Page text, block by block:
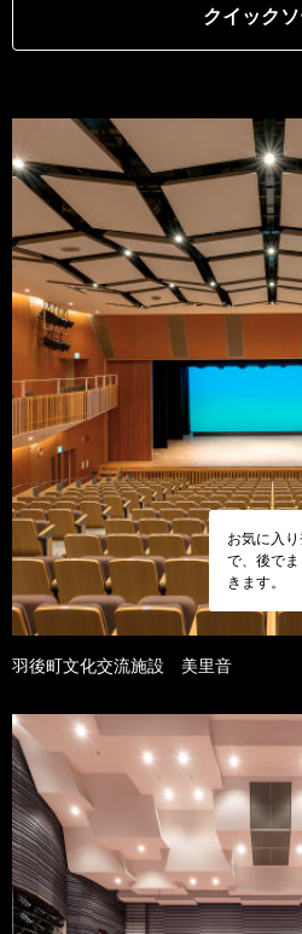
クイック
お気に入
で、後で
きます。
羽後町文化交流施設 美里音